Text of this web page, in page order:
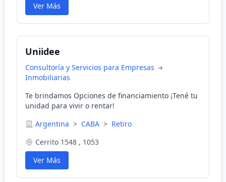
Ver Más
Uniidee
Consultoría y Servicios para Empresas
Inmobiliarias
Te brindamos Opciones de financiamiento ¡Tené tu
unidad para vivir o rentar!
Argentina > CABA > Retiro
Cerrito 1548 , 1053
Ver Más